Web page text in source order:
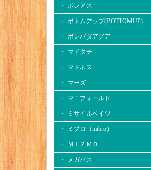
・ ボレアス
・ ボトムアップ(BOTTOMUP)
・ ボンバダアグア
・ マドタチ
・ マドネス
・ マーズ
・ マニフォールド
・ ミサイルベイツ
・ ミブロ（mibro）
・ ＭＩＺＭＯ
・ メガバス